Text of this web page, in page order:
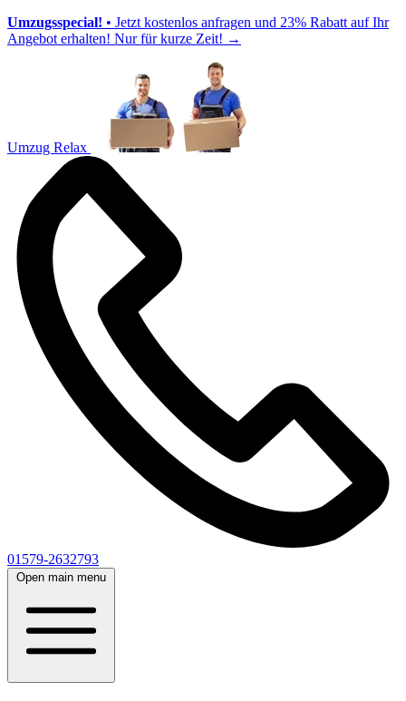
Umzugsspecial! • Jetzt kostenlos anfragen und 23% Rabatt auf Ihr
Angebot erhalten! Nur für kurze Zeit! →
Umzug Relax
01579-2632793
Open main menu